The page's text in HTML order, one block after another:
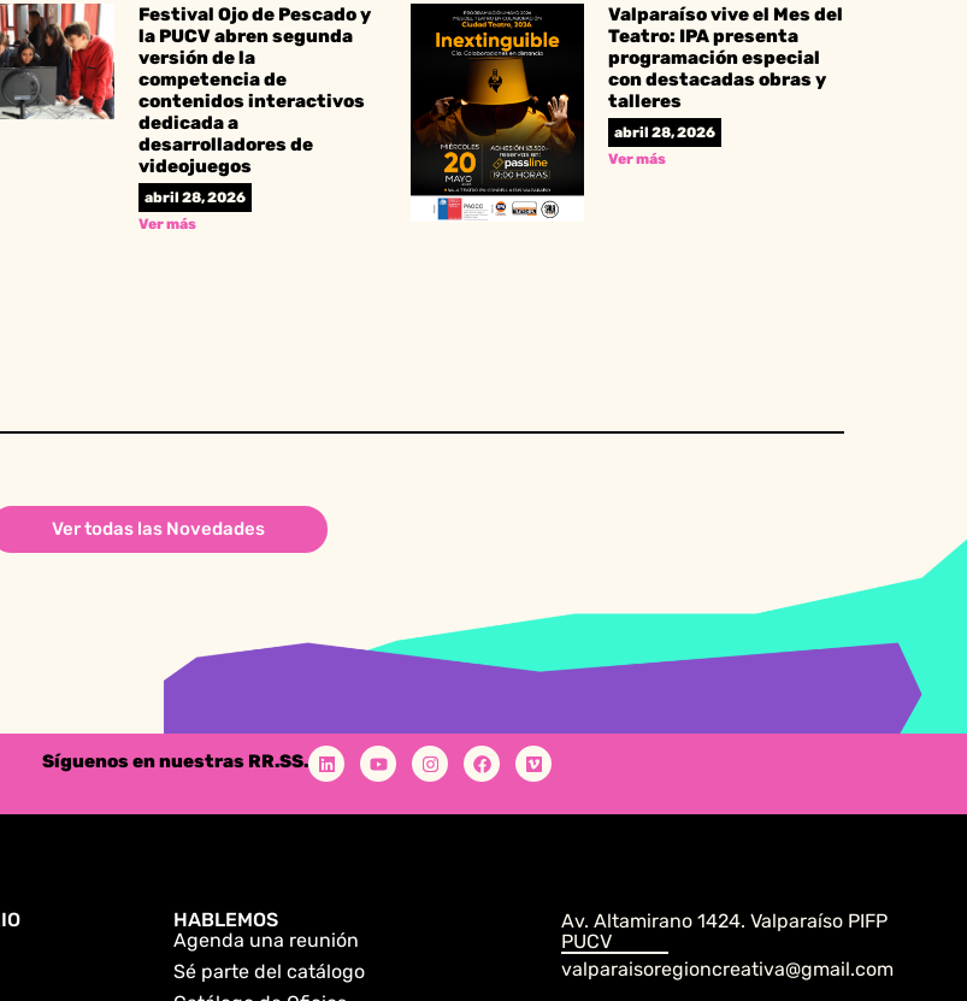
Festival Ojo de Pescado y
la PUCV abren segunda
versión de la
competencia de
contenidos interactivos
dedicada a
desarrolladores de
videojuegos
abril 28, 2026
Ver más
Valparaíso vive el Mes del
Teatro: IPA presenta
programación especial
con destacadas obras y
talleres
abril 28, 2026
Ver más
Ver todas las Novedades
Síguenos en nuestras RR.SS.
HABLEMOS
Agenda una reunión
Sé parte del catálogo
Av. Altamirano 1424. Valparaíso PIFP
PUCV
valparaisoregioncreativa@gmail.com